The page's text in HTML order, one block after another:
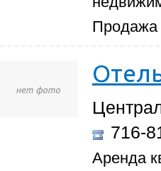
Продажа
716-
Аренда